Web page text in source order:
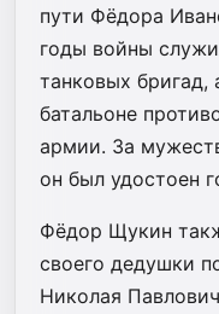
пути Фёдора
годы войны
танковых
батальоне
армии. За
он был удостоен
Фёдор Щукин
своего дедушки
Николая